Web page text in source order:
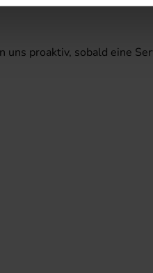
proaktiv, sobald eine